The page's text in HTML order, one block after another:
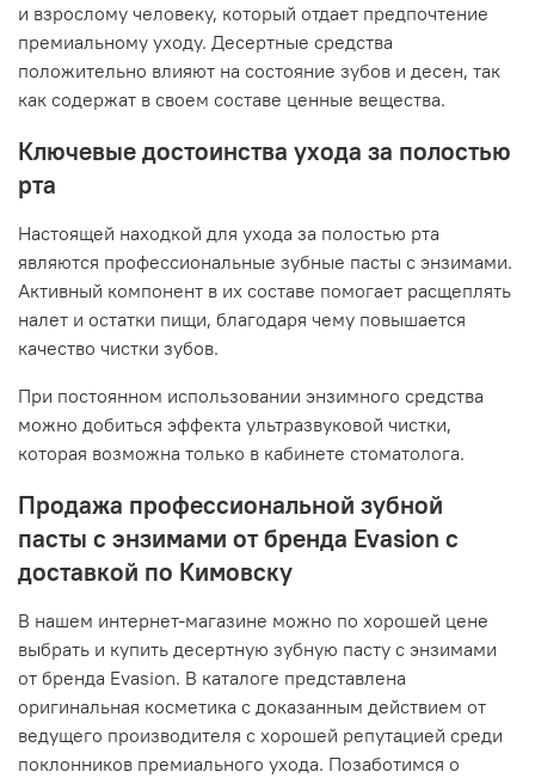
и взрослому человеку, который отдает предпочтение
премиальному уходу. Десертные средства
положительно влияют на состояние зубов и десен, так
как содержат в своем составе ценные вещества.
Ключевые достоинства ухода за полостью
рта
Настоящей находкой для ухода за полостью рта
являются профессиональные зубные пасты с энзимами.
Активный компонент в их составе помогает расщеплять
налет и остатки пищи, благодаря чему повышается
качество чистки зубов.
При постоянном использовании энзимного средства
можно добиться эффекта ультразвуковой чистки,
которая возможна только в кабинете стоматолога.
Продажа профессиональной зубной
пасты с энзимами от бренда Evasion с
доставкой по Кимовску
В нашем интернет-магазине можно по хорошей цене
выбрать и купить десертную зубную пасту с энзимами
от бренда Evasion. В каталоге представлена
оригинальная косметика с доказанным действием от
ведущего производителя с хорошей репутацией среди
поклонников премиального ухода. Позаботимся о